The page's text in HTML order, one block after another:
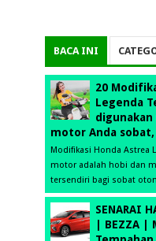
BACA INI
20
Legenda
motor Anda sobat,
Modifikasi Honda Astrea
motor adalah hobi dan
tersendiri bagi sobat
SENARAI
| BEZZA |